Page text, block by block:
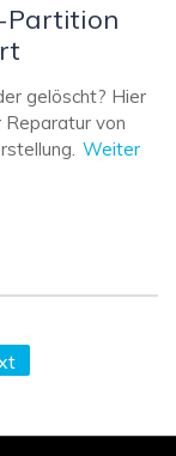
Partition
gelöscht? Hier
Reparatur von
Weiter